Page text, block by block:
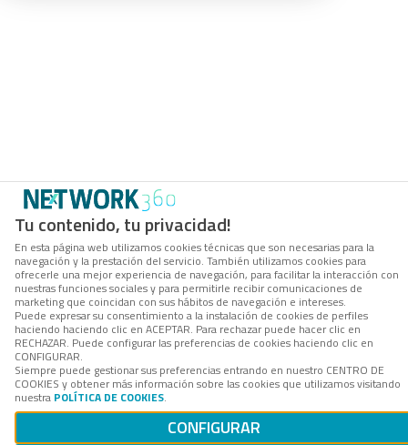
Tu contenido, tu privacidad!
En esta página web utilizamos cookies técnicas que son necesarias para la
navegación y la prestación del servicio. También utilizamos cookies para
ofrecerle una mejor experiencia de navegación, para facilitar la interacción con
nuestras funciones sociales y para permitirle recibir comunicaciones de
marketing que coincidan con sus hábitos de navegación e intereses.
Puede expresar su consentimiento a la instalación de cookies de perfiles
haciendo haciendo clic en ACEPTAR. Para rechazar puede hacer clic en
RECHAZAR. Puede configurar las preferencias de cookies haciendo clic en
CONFIGURAR.
Siempre puede gestionar sus preferencias entrando en nuestro CENTRO DE
COOKIES y obtener más información sobre las cookies que utilizamos visitando
nuestra POLÍTICA DE COOKIES.
CONFIGURAR